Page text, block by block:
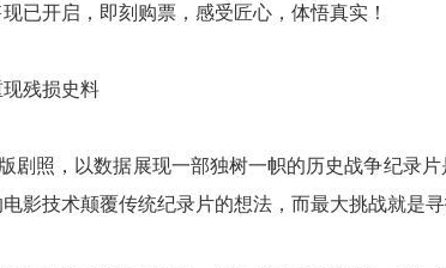
已开启，即刻购票，感受匠心，体悟真实！
残损史料
照，以数据展现一部独树一帜的历史战争纪录片
影技术颠覆传统纪录片的想法，而最大挑战就是